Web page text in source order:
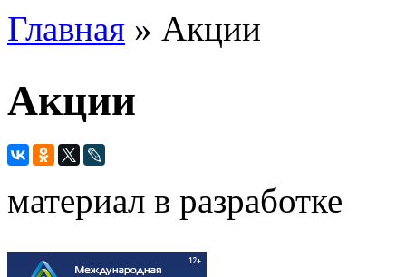
Вы здесь
Главная » Акции
Акции
материал в разработке